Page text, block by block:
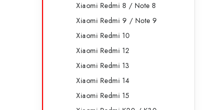
Xiaomi Redmi 8 / Note 8
Xiaomi Redmi 9 / Note 9
Xiaomi Redmi 10
Xiaomi Redmi 12
Xiaomi Redmi 13
Xiaomi Redmi 14
Xiaomi Redmi 15